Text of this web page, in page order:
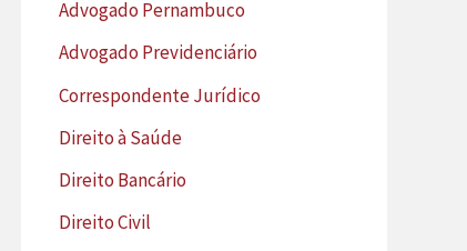
Advogado Pernambuco
Advogado Previdenciário
Correspondente Jurídico
Direito à Saúde
Direito Bancário
Direito Civil